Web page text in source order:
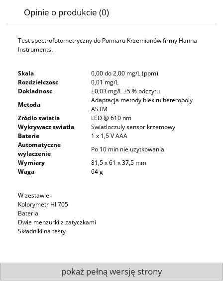
Opinie o produkcie (0)
Test spectrofotometryczny do Pomiaru Krzemianów firmy Hanna
Instruments.
Skala
0,00 do 2,00 mg/L (ppm)
Rozdzielczosc
0,01 mg/L
Dokladnosc
±0,03 mg/L ±5 % odczytu
Metoda
Adaptacja metody blekitu heteropoly
ASTM
Zródlo swiatla
LED @ 610 nm
Wykrywacz swiatla
Swiatloczuly sensor krzemowy
Baterie
1 x 1,5 V AAA
Automatyczne
wylaczenie
Po 10 min nie uzytkowania
Wymiary
81,5 x 61 x 37,5 mm
Waga
64 g
W zestawie:
Kolorymetr HI 705
Bateria
Dwie menzurki z zatyczkami
Składniki na testy
pokaż pełną wersję strony